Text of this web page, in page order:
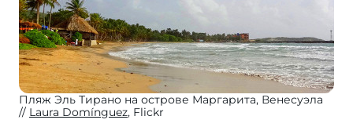
Пляж Эль Тирано на острове Маргарита, Венесуэла
Laura Domínguez, Flickr